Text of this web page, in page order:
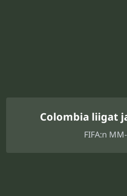
Colombia liigat
FIFA:n